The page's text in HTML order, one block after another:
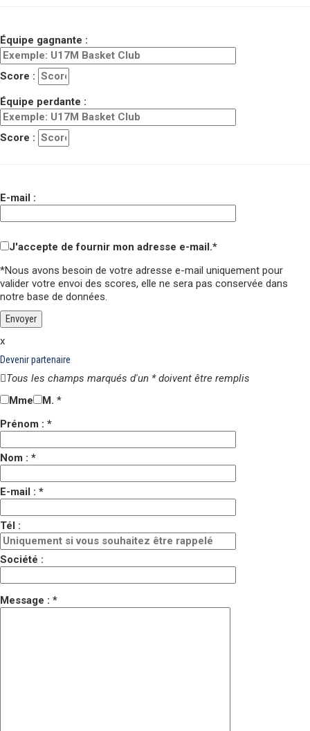
Équipe gagnante :
Score :
Équipe perdante :
Score :
E-mail :
J'accepte de fournir mon adresse e-mail.*
*Nous avons besoin de votre adresse e-mail uniquement pour
valider votre envoi des scores, elle ne sera pas conservée dans
notre base de données.
x
Devenir partenaire
Tous les champs marqués d'un * doivent être remplis
Mme
M. *
Prénom : *
Nom : *
E-mail : *
Tél :
Société :
Message : *